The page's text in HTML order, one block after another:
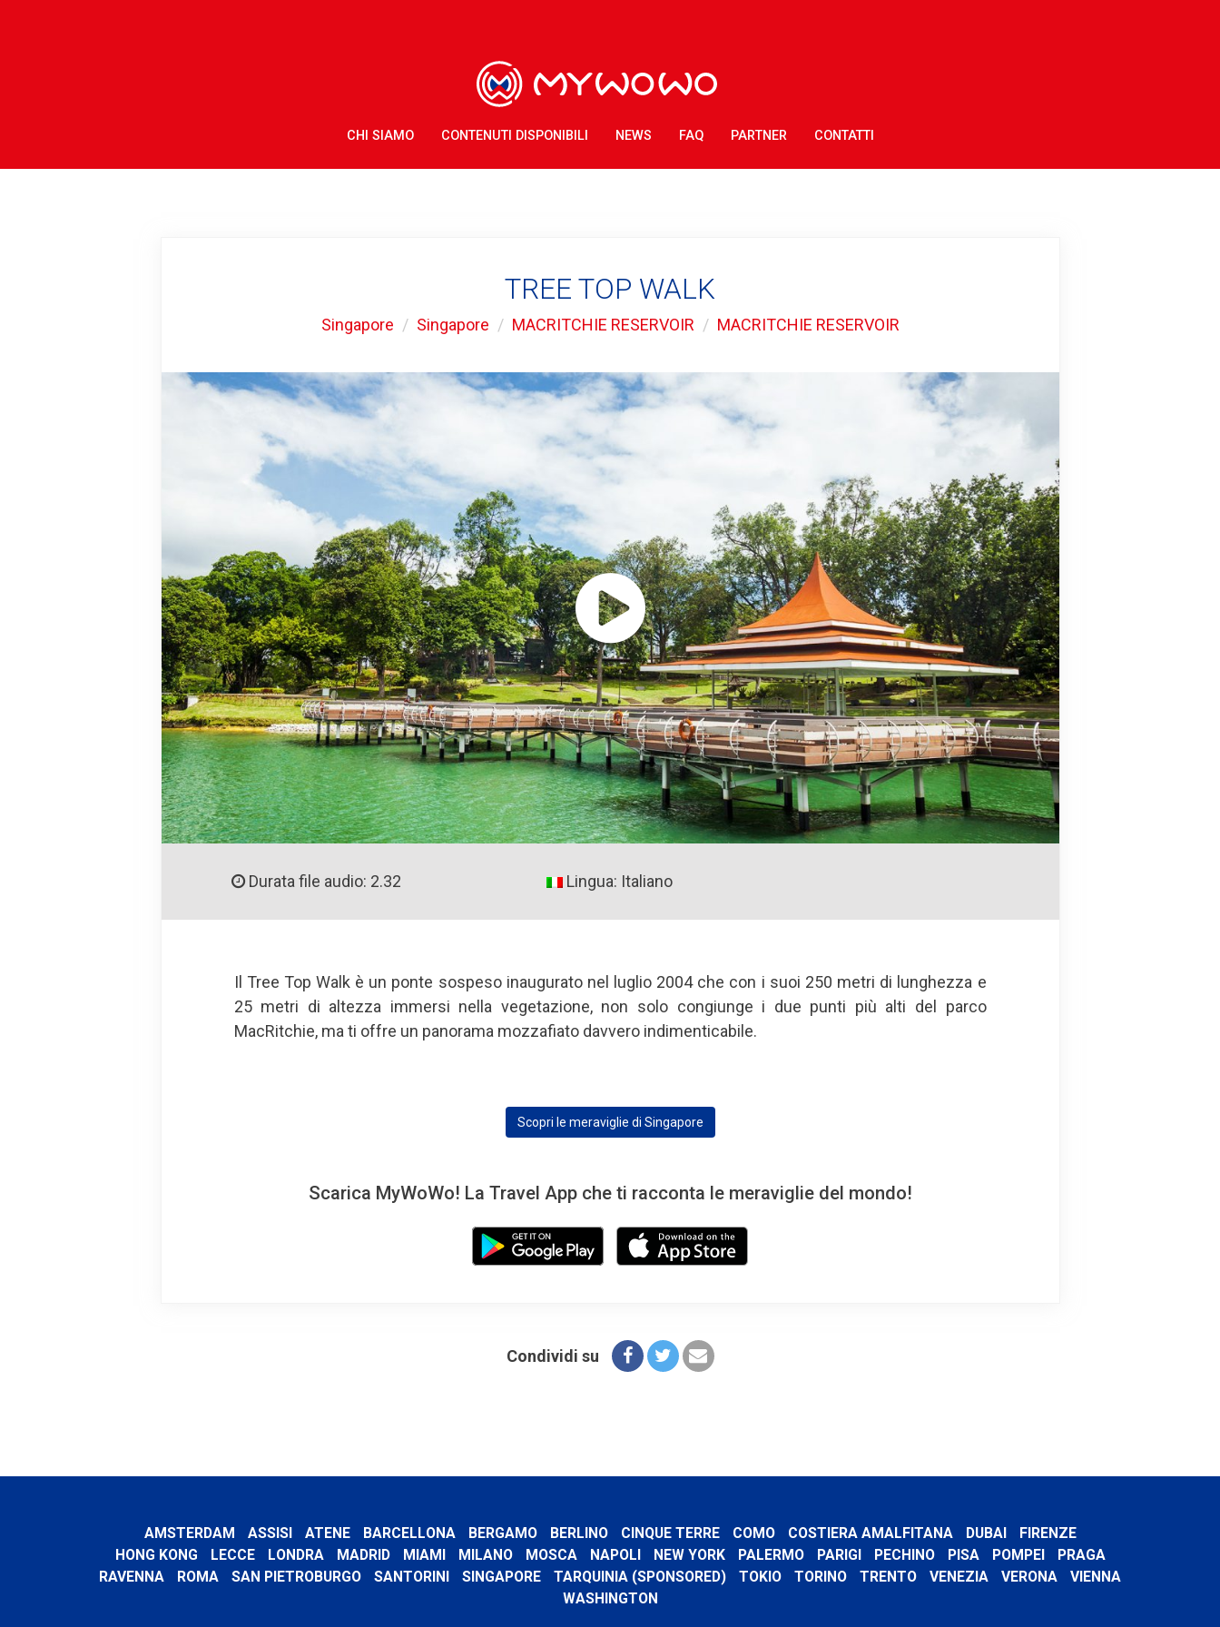
CHI SIAMO CONTENUTI DISPONIBILI NEWS FAQ PARTNER CONTATTI
TREE TOP WALK
Singapore Singapore MACRITCHIE RESERVOIR MACRITCHIE RESERVOIR
Durata file audio: 2.32 Lingua: Italiano
Il Tree Top Walk è un ponte sospeso inaugurato nel luglio 2004 che con i suoi 250 metri di lunghezza e
25 metri di altezza immersi nella vegetazione, non solo congiunge i due punti più alti del parco
MacRitchie, ma ti offre un panorama mozzafiato davvero indimenticabile.
Scopri le meraviglie di Singapore
Scarica MyWoWo! La Travel App che ti racconta le meraviglie del mondo!
Condividi su
AMSTERDAM ASSISI ATENE BARCELLONA BERGAMO BERLINO CINQUE TERRE COMO COSTIERA AMALFITANA DUBAI
FIRENZE
HONG KONG
LECCE LONDRA MADRID MIAMI MILANO MOSCA NAPOLI NEW YORK PALERMO PARIGI PECHINO PISA POMPEI
PRAGA
RAVENNA
ROMA SAN PIETROBURGO SANTORINI SINGAPORE TARQUINIA (SPONSORED) TOKIO TORINO TRENTO VENEZIA VERONA
VIENNA
WASHINGTON